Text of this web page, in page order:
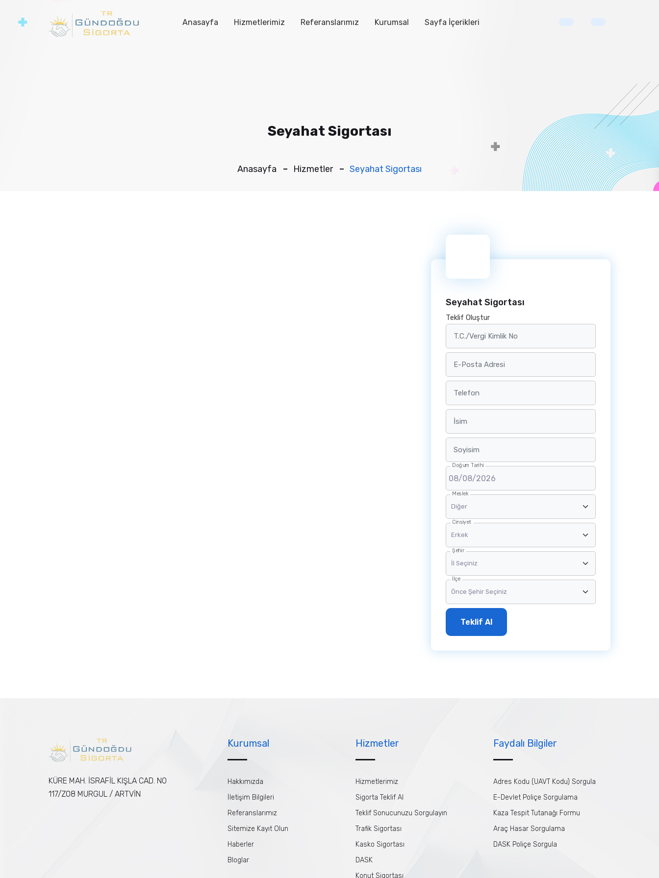
Anasayfa Hizmetlerimiz Referanslarımız Kurumsal Sayfa İçerikleri
Seyahat Sigortası
Anasayfa Hizmetler Seyahat Sigortası
Seyahat Sigortası
Teklif Oluştur
T.C./Vergi Kimlik No
E-Posta Adresi
Telefon
İsim
Soyisim
Doğum Tarihi
Meslek
Cinsiyet
Şehir
İlçe
Teklif Al
KÜRE MAH. İSRAFİL KIŞLA CAD. NO
117/Z08 MURGUL / ARTVİN
Kurumsal
Hakkımızda
İletişim Bilgileri
Referanslarımız
Sitemize Kayıt Olun
Haberler
Bloglar
Hizmetler
Hizmetlerimiz
Sigorta Teklif Al
Teklif Sonucunuzu Sorgulayın
Trafik Sigortası
Kasko Sigortası
DASK
Konut Sigortası
Faydalı Bilgiler
Adres Kodu (UAVT Kodu) Sorgula
E-Devlet Poliçe Sorgulama
Kaza Tespit Tutanağı Formu
Araç Hasar Sorgulama
DASK Poliçe Sorgula